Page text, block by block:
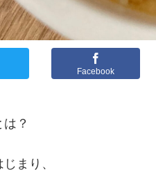
Facebook
？
まり、